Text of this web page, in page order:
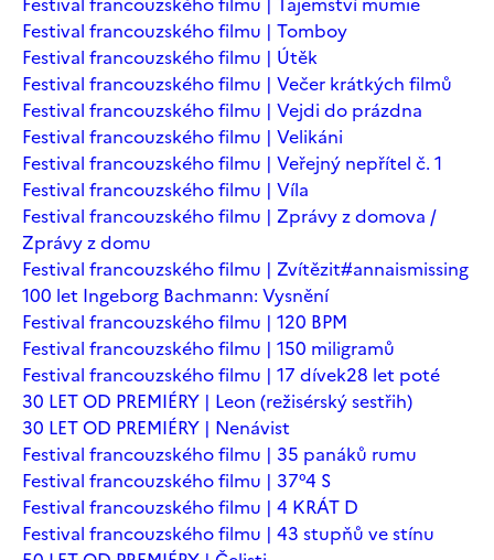
Festival francouzského filmu | Tomboy
Festival francouzského filmu | Útěk
Festival francouzského filmu | Večer krátkých filmů
Festival francouzského filmu | Vejdi do prázdna
Festival francouzského filmu | Velikáni
Festival francouzského filmu | Veřejný nepřítel č. 1
Festival francouzského filmu | Víla
Festival francouzského filmu | Zprávy z domova /
Zprávy z domu
Festival francouzského filmu | Zvítězit#annaismissing
100 let Ingeborg Bachmann: Vysnění
Festival francouzského filmu | 120 BPM
Festival francouzského filmu | 150 miligramů
Festival francouzského filmu | 17 dívek28 let poté
30 LET OD PREMIÉRY | Leon (režisérský sestřih)
30 LET OD PREMIÉRY | Nenávist
Festival francouzského filmu | 35 panáků rumu
Festival francouzského filmu | 37°4 S
Festival francouzského filmu | 4 KRÁT D
Festival francouzského filmu | 43 stupňů ve stínu